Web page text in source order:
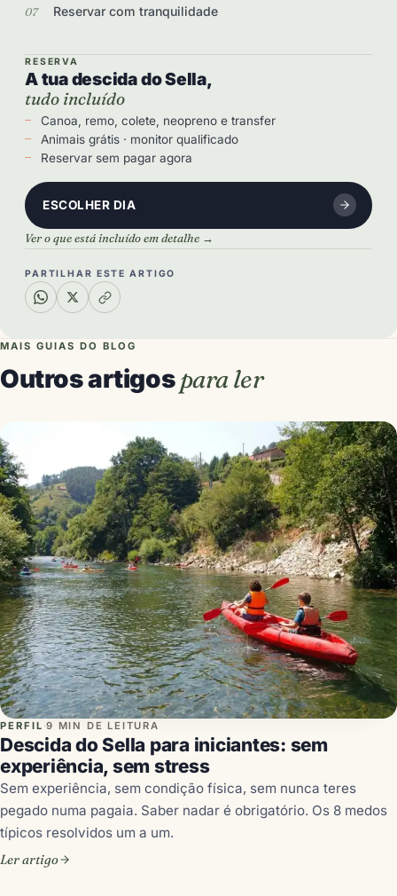
Reservar com tranquilidade
RESERVA
A tua descida do Sella,
tudo incluído
Canoa, remo, colete, neopreno e transfer
Animais grátis · monitor qualificado
Reservar sem pagar agora
ESCOLHER DIA
Ver o que está incluído em detalhe →
PARTILHAR ESTE ARTIGO
MAIS GUIAS DO BLOG
Outros artigospara ler
PERFIL ·9 MIN DE LEITURA
Descida do Sella para iniciantes: sem
experiência, sem stress
Sem experiência, sem condição física, sem nunca teres
pegado numa pagaia. Saber nadar é obrigatório. Os 8 medos
típicos resolvidos um a um.
Ler artigo